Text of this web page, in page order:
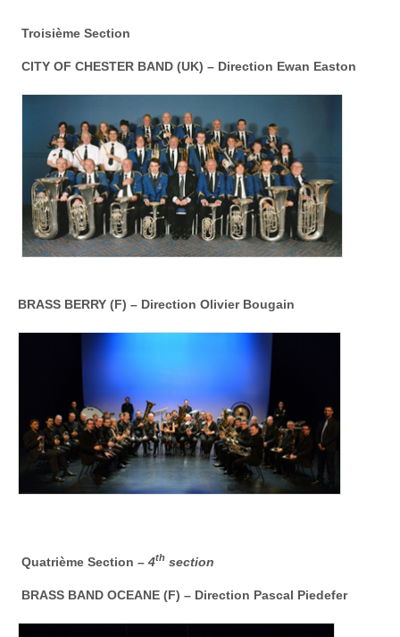
Troisième Section
CITY OF CHESTER BAND (UK) – Direction Ewan Easton
BRASS BERRY (F) – Direction Olivier Bougain
Quatrième Section – 4th section
BRASS BAND OCEANE (F) – Direction Pascal Piedefer